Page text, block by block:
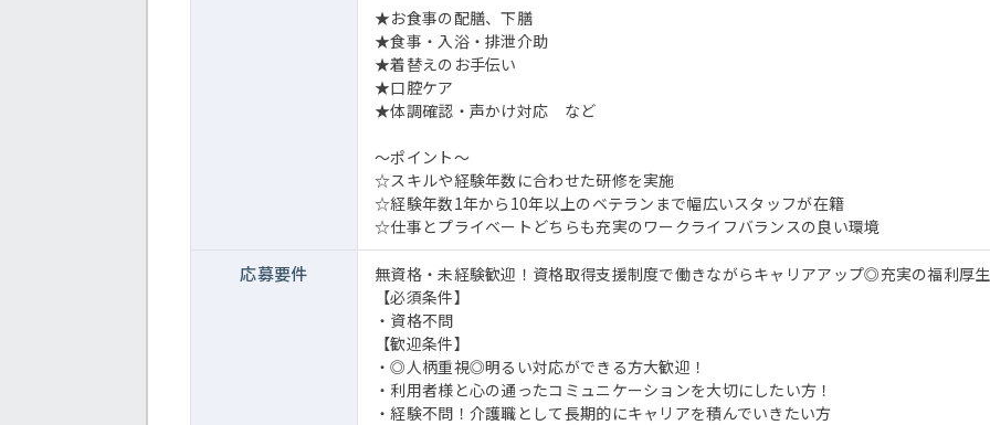
★お食事の配膳、下膳
★食事・入浴・排泄介助
★着替えのお手伝い
★口腔ケア
★体調確認・声かけ対応 など
～ポイント～
☆スキルや経験年数に合わせた研修を実施
☆経験年数1年から10年以上のベテランまで幅広いスタッフが在籍
☆仕事とプライベートどちらも充実のワークライフバランスの良い環境
応募要件
無資格・未経験歓迎！資格取得支援制度で働きながらキャリアアップ◎充実の福利厚
【必須条件】
・資格不問
【歓迎条件】
・◎人柄重視◎明るい対応ができる方大歓迎！
・利用者様と心の通ったコミュニケーションを大切にしたい方！
・経験不問！介護職として長期的にキャリアを積んでいきたい方